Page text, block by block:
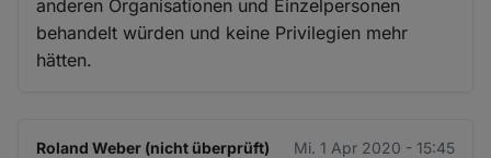
anderen Organisationen und Einzelpersonen
behandelt würden und keine Privilegien mehr
hätten.
Roland Weber (nicht überprüft) Mi. 1 Apr 2020 - 15:45